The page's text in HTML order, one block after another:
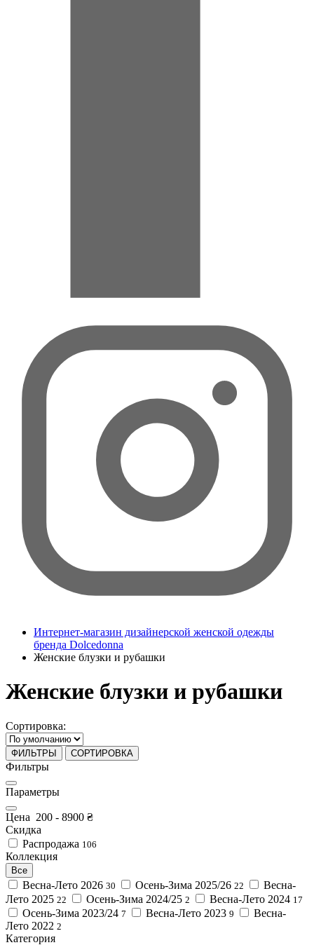
Интернет-магазин дизайнерской женской одежды
бренда Dolcedonna
Женские блузки и рубашки
Женские блузки и рубашки
Сортировка:
ФИЛЬТРЫ СОРТИРОВКА
Фильтры
Параметры
Цена 200 - 8900 ₴
Скидка
Распродажа 106
Коллекция
Все
Весна-Лето 2026 30 Осень-Зима 2025/26 22
Весна-
Лето 2025 22 Осень-Зима 2024/25 2 Весна-Лето 2024 17
Осень-Зима 2023/24 7 Весна-Лето 2023 9
Весна-
Лето 2022 2
Категория